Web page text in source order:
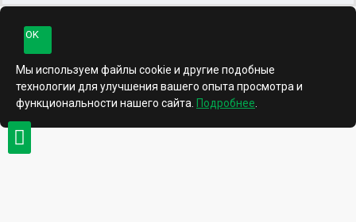
OK
Мы используем файлы cookie и другие подобные
технологии для улучшения вашего опыта просмотра и
функциональности нашего сайта. Подробнее